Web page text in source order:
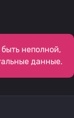
неполной,
данные.